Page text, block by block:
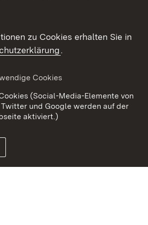
Datenschutz
Barrierefreiheit
Cookies
zu Cookies erhalten Sie in
.
Cookies
(Social-Media-Elemente von
und Google werden auf der
aktiviert.)